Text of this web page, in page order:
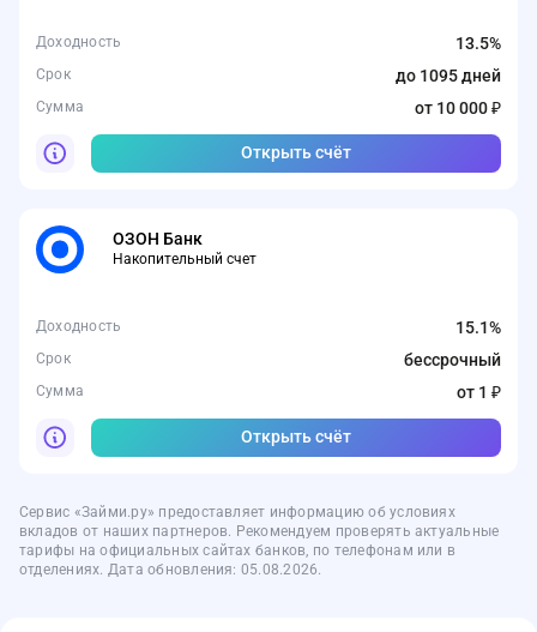
Доходность 13.5%
Срок до 1095 дней
Сумма от 10 000 ₽
Открыть счёт
ОЗОН Банк
Накопительный счет
Доходность 15.1%
Срок бессрочный
Сумма от 1 ₽
Открыть счёт
Сервис «Займи.ру» предоставляет информацию об условиях
вкладов от наших партнеров. Рекомендуем проверять актуальные
тарифы на официальных сайтах банков, по телефонам или в
отделениях. Дата обновления: 05.08.2026.